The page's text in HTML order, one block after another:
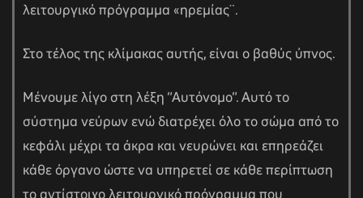
λειτουργικό πρόγραμμα «ηρεμίας¨.
Στο τέλος της κλίμακας αυτής, είναι ο βαθύς ύπνος.
Μένουμε λίγο στη λέξη “Αυτόνομο”. Αυτό το
σύστημα νεύρων ενώ διατρέχει όλο το σώμα από το
κεφάλι μέχρι τα άκρα και νευρώνει και επηρεάζει
κάθε όργανο ώστε να υπηρετεί σε κάθε περίπτωση